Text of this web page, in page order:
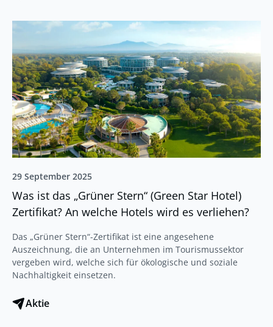
29 September 2025
Was ist das „Grüner Stern“ (Green Star Hotel)
Zertifikat? An welche Hotels wird es verliehen?
Das „Grüner Stern“-Zertifikat ist eine angesehene
Auszeichnung, die an Unternehmen im Tourismussektor
vergeben wird, welche sich für ökologische und soziale
Nachhaltigkeit einsetzen.
Aktie